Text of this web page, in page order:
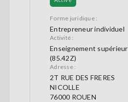
Forme juridique :
Entrepreneur individuel
Activité :
Enseignement supérieur
(85.42Z)
Adresse :
2T RUE DES FRERES
NICOLLE
76000 ROUEN